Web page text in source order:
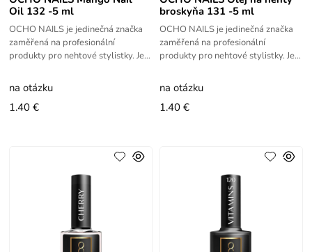
Oil 132 -5 ml
OCHO NAILS je jedinečná značka
zaměřená na profesionální
produkty pro nehtové stylistky. Její
gely, specializované lampy a
na otázku
1.40 €
broskyňa 131 -5 ml
OCHO NAILS je jedinečná značka
zaměřená na profesionální
produkty pro nehtové stylistky. Její
gely, specializované lampy a
na otázku
1.40 €